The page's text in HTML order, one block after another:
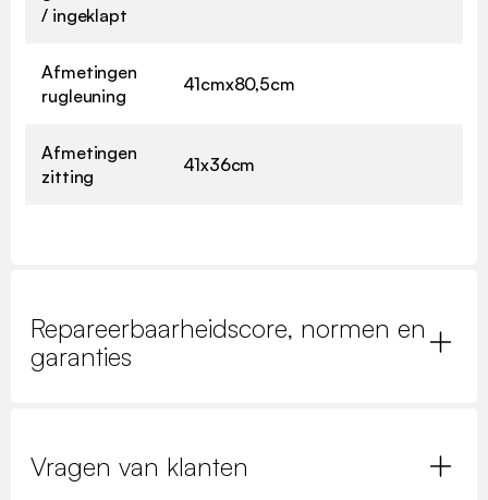
/ ingeklapt
Afmetingen
rugleuning
41cmx80,5cm
Afmetingen
zitting
41x36cm
Repareerbaarheidscore, normen en
garanties
Vragen van klanten